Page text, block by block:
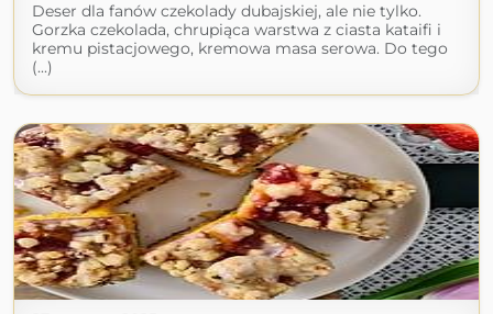
Deser dla fanów czekolady dubajskiej, ale nie tylko.
Gorzka czekolada, chrupiąca warstwa z ciasta kataifi i
kremu pistacjowego, kremowa masa serowa. Do tego
(...)